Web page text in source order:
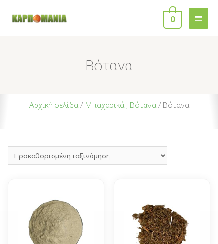
0
Βότανα
Αρχική σελίδα/ Μπαχαρικά , Βότανα/ Βότανα